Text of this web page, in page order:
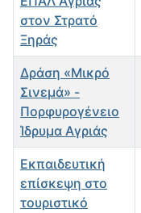
στον Στρατό
Ξηράς
Δράση «Μικρό
Σινεμά» -
Πορφυρογένειο
Ίδρυμα Αγριάς
Εκπαιδευτική
επίσκεψη στο
τουριστικό